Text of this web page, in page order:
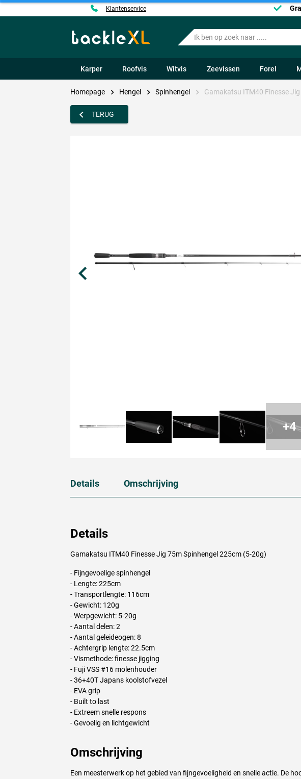
Klantenservice
Ik
ben
naar
.....
Karper Roofvis Witvis Zeevissen Forel
Homepage Hengel Spinhengel Gamakatsu ITM40 Finesse
TERUG
Details Omschrijving
Details
Gamakatsu ITM40 Finesse Jig 75m Spinhengel 225cm (5-20g)
- Fijngevoelige spinhengel
- Lengte: 225cm
- Transportlengte: 116cm
- Gewicht: 120g
- Werpgewicht: 5-20g
- Aantal delen: 2
- Aantal geleideogen: 8
- Achtergrip lengte: 22.5cm
- Vismethode: finesse jigging
- FujiVSS#16 molenhouder
- 36+40T Japans koolstofvezel
- EVAgrip
- Built to last
- Extreem snelle respons
- Gevoelig en lichtgewicht
Omschrijving
Een meesterwerk op het gebied van fijngevoeligheid en snelle actie. De